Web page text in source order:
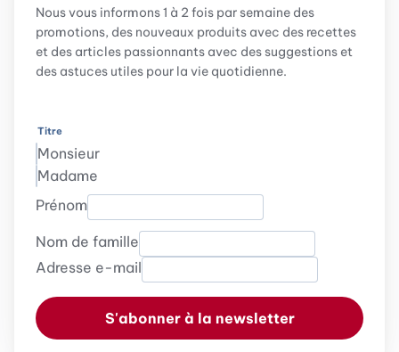
Nous vous informons 1 à 2 fois par semaine des
promotions, des nouveaux produits avec des recettes
et des articles passionnants avec des suggestions et
des astuces utiles pour la vie quotidienne.
Titre
Monsieur
Madame
Prénom
Nom de famille
Adresse e-mail
S'abonner à la newsletter